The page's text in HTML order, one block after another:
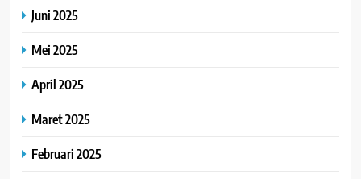
Juni 2025
Mei 2025
April 2025
Maret 2025
Februari 2025